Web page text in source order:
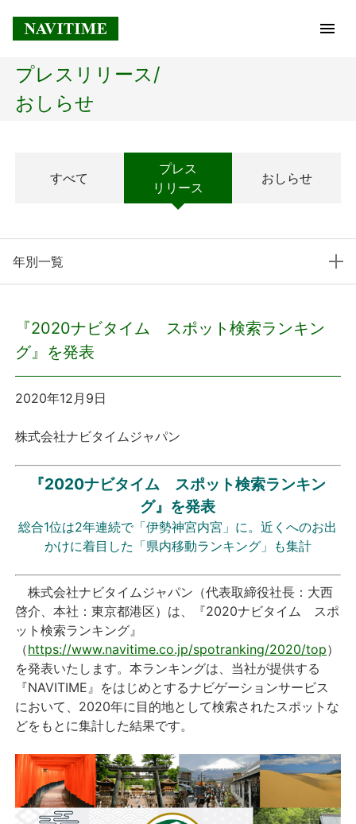
トップページ
経営理念
プレスリリース
プレスリリース
おしらせ
個人向けサービス
法人向けサービス
採用情報
English
プレスリリース/
おしらせ
すべて
プレス
リリース
おしらせ
年別一覧
『2020ナビタイム スポット検索ランキン
グ』を発表
2020年12月9日
株式会社ナビタイムジャパン
『2020ナビタイム スポット検索ランキン
グ』を発表
総合1位は2年連続で「伊勢神宮内宮」に。近くへのお出
かけに着目した「県内移動ランキング」も集計
株式会社ナビタイムジャパン（代表取締役社長：大西
啓介、本社：東京都港区）は、『2020ナビタイム スポ
ット検索ランキング』
（https://www.navitime.co.jp/spotranking/2020/top）
を発表いたします。本ランキングは、当社が提供する
『NAVITIME』をはじめとするナビゲーションサービス
において、2020年に目的地として検索されたスポットな
どをもとに集計した結果です。